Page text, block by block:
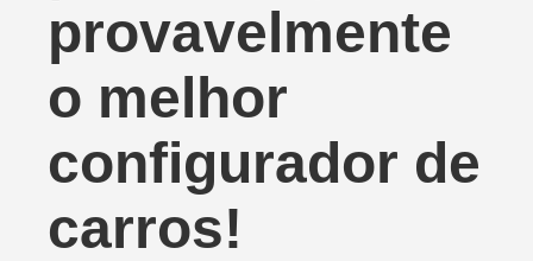
provavelmente
o melhor
configurador de
carros!